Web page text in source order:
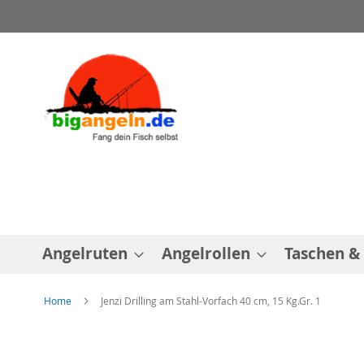
zum
Angelruten Angelrollen Taschen &
Home Jenzi Drilling am Stahl-Vorfach 40 cm, 15 Kg.Gr. 1